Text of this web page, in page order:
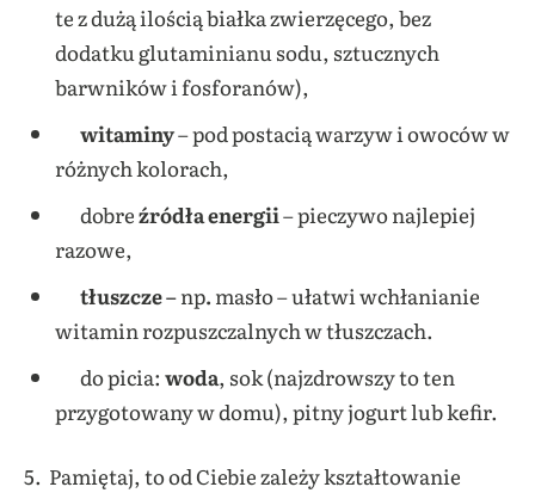
te z dużą ilością białka zwierzęcego, bez
dodatku glutaminianu sodu, sztucznych
barwników i fosforanów),
witaminy– pod postacią warzyw i owoców w
różnych kolorach,
dobreźródła energii– pieczywo najlepiej
razowe,
tłuszcze –np. masło – ułatwi wchłanianie
witamin rozpuszczalnych w tłuszczach.
do picia: woda, sok (najzdrowszy to ten
przygotowany w domu), pitny jogurt lub kefir.
5. Pamiętaj, to od Ciebie zależy kształtowanie